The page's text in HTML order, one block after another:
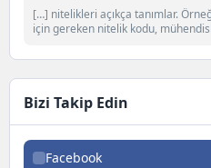
[…] nitelikleri açıkça tanımlar.
için gereken nitelik kodu,
Bizi Takip Edin
Facebook